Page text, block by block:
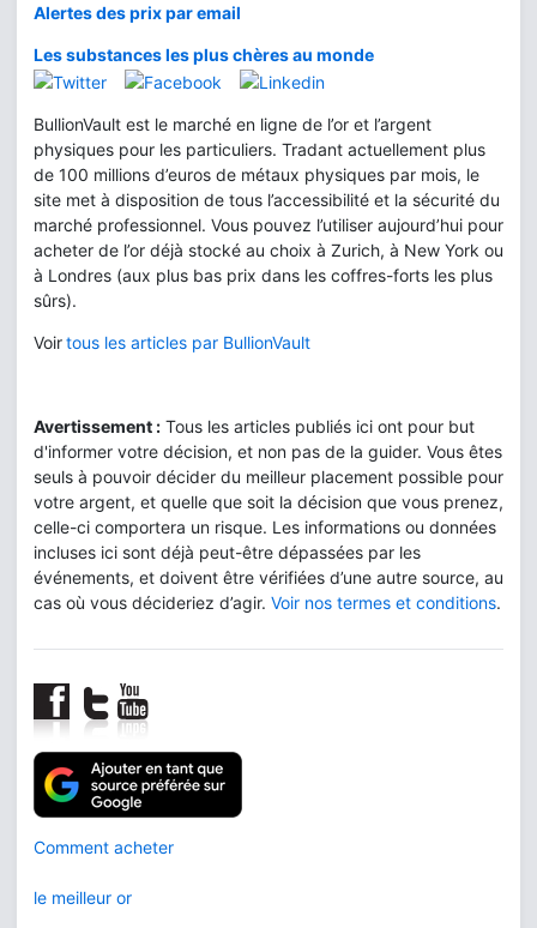
Alertes des prix par email
Les substances les plus chères au monde
BullionVault est le marché en ligne de l’or et l’argent
physiques pour les particuliers. Tradant actuellement plus
de 100 millions d’euros de métaux physiques par mois, le
site met à disposition de tous l’accessibilité et la sécurité du
marché professionnel. Vous pouvez l’utiliser aujourd’hui pour
acheter de l’or déjà stocké au choix à Zurich, à New York ou
à Londres (aux plus bas prix dans les coffres-forts les plus
sûrs).
Voirtous les articles par BullionVault
Avertissement : Tous les articles publiés ici ont pour but
d'informer votre décision, et non pas de la guider. Vous êtes
seuls à pouvoir décider du meilleur placement possible pour
votre argent, et quelle que soit la décision que vous prenez,
celle-ci comportera un risque. Les informations ou données
incluses ici sont déjà peut-être dépassées par les
événements, et doivent être vérifiées d’une autre source, au
cas où vous décideriez d’agir. Voir nos termes et conditions.
Comment acheter
le meilleur or